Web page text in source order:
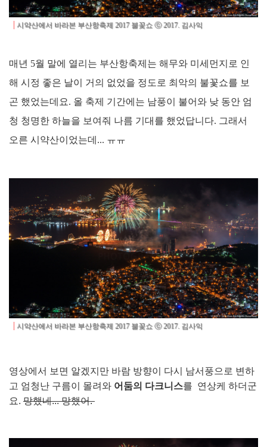
시약산에서 바라본 부산항축제 2017 불꽃쇼 ⓒ 2017. 김사익
매년 5월 말에 열리는 부산항축제는 해무와 미세먼지로 인
해 시정 좋은 날이 거의 없었을 정도로 최악의 불꽃쇼를 보
곤 했었는데요. 올 축제 기간에는 남풍이 불어와 낮 동안 엄
청 청명한 하늘을 보여줘 나름 기대를 했었답니다. 그래서
오른 시약산이었는데... ㅠㅠ
시약산에서 바라본 부산항축제 2017 불꽃쇼 ⓒ 2017. 김사익
영상에서 보면 알겠지만 바람 방향이 다시 남서풍으로 변하
고 엄청난 구름이 몰려와 어둠의 다크니스를 연상케 하더군
요. 망했네... 망했어.